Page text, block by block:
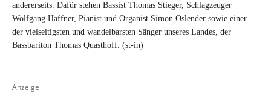
andererseits. Dafür stehen Bassist Thomas Stieger, Schlagzeuger
Wolfgang Haffner, Pianist und Organist Simon Oslender sowie einer
der vielseitigsten und wandelbarsten Sänger unseres Landes, der
Bassbariton Thomas Quasthoff. (st-in)
Anzeige